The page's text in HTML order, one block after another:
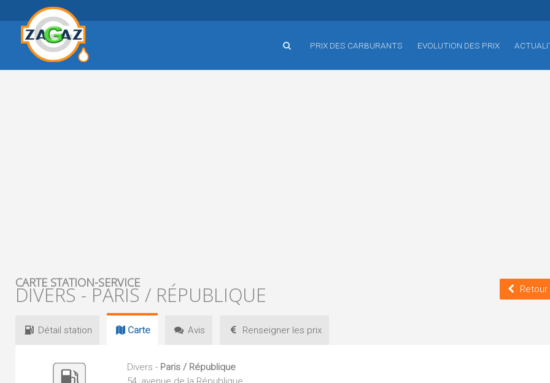
PRIX DES CARBURANTS EVOLUTION DES PRIX
CARTE STATION-SERVICE
DIVERS - PARIS / RÉPUBLIQUE Retour
Détail station Carte Avis Renseigner les prix
Divers - Paris / République